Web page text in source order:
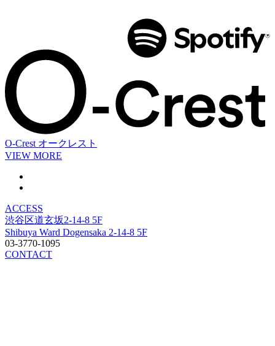
O-Crest オークレスト
VIEW MORE
ACCESS
渋谷区道玄坂2-14-8 5F
Shibuya Ward Dogensaka 2-14-8 5F
03-3770-1095
CONTACT